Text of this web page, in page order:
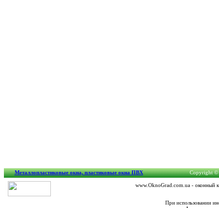
Металлопластиковые окна, пластиковые окна ПВХ Copyright ©
www.OknoGrad.com.ua - оконный
При использовании